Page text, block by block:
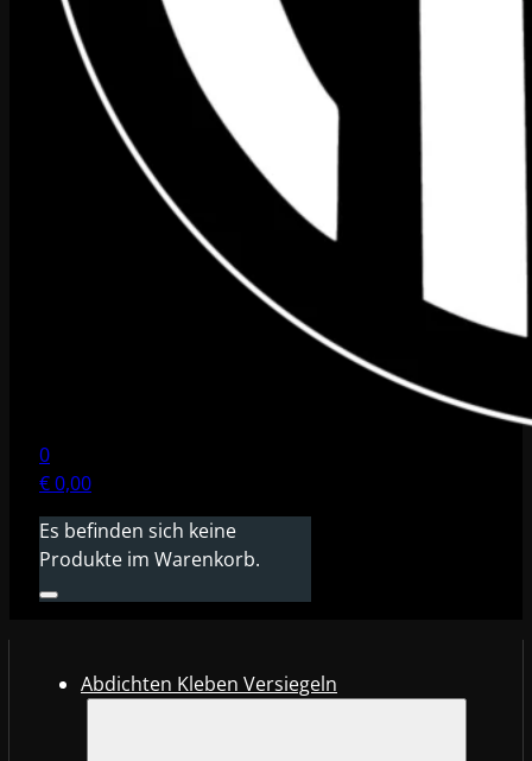
0
€0,00
Es befinden sich keine
Produkte im Warenkorb.
Abdichten Kleben Versiegeln